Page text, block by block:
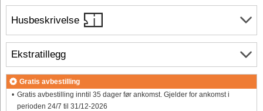
Husbeskrivelse
Ekstratillegg
Gratis avbestilling
Gratis avbestilling inntil 35 dager før ankomst. Gjelder for ankomst i
perioden 24/7 til 31/12-2026